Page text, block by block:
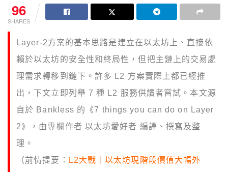
96
SHARES
Layer-2方案的基本思路是建立在以太坊上、直接依
賴於以太坊的安全性和終局性，但把主鏈上的交易處
理需求轉移到鏈下。許多 L2 方案實際上都已經推
出，下文立即列舉 7 種 L2 服務供讀者嘗試。本文源
自於 Bankless 的《7 things you can do on Layer
2》，由專欄作者 以太坊愛好者 編譯、撰寫及整
理。
（前情提要：
L2大戰｜以太坊現階段價值大幅外